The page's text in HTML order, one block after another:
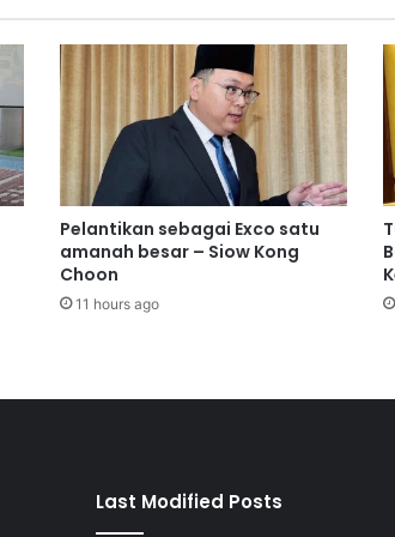
n
P
a
d
a
n
g
T
n
s
h
Pelantikan sebagai Exco satu
amanah besar – Siow Kong
Choon
11 hours ago
Last Modified Posts